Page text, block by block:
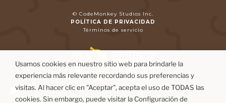
© CodeMonkey Studios Inc.
POLÍTICA DE PRIVACIDAD
Términos de servicio
Usamos cookies en nuestro sitio web para brindarle la
experiencia más relevante recordando sus preferencias y
visitas. Al hacer clic en "Aceptar", acepta el uso de TODAS las
cookies. Sin embargo, puede visitar la Configuración de